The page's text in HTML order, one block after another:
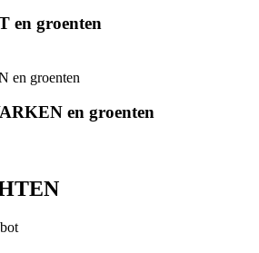
en groenten
en groenten